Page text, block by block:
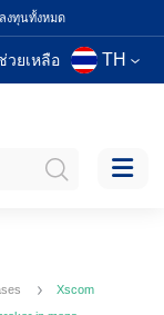
งทุนทั้งหมด
วยเหลือ TH
Xscom